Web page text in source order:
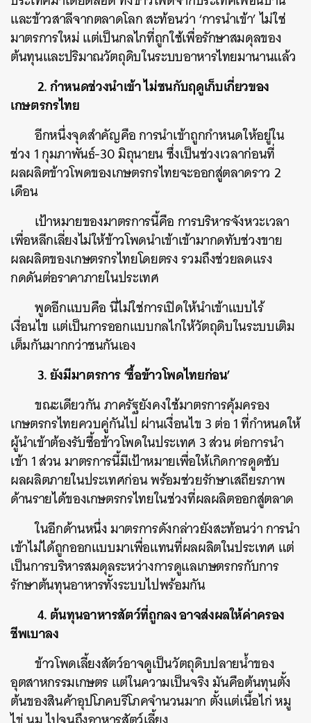
และข้าวสาลีจากตลาดโลก สะท้อนว่า ‘การนำเข้า’ ไม่ใช่
มาตรการใหม่ แต่เป็นกลไกที่ถูกใช้เพื่อรักษาสมดุลของ
ต้นทุนและปริมาณวัตถุดิบในระบบอาหารไทยมานานแล้ว
2. กำหนดช่วงนำเข้า ไม่ชนกับฤดูเก็บเกี่ยวของ
เกษตรกรไทย
อีกหนึ่งจุดสำคัญคือ การนำเข้าถูกกำหนดให้อยู่ใน
ช่วง 1 กุมภาพันธ์-30 มิถุนายน ซึ่งเป็นช่วงเวลาก่อนที่
ผลผลิตข้าวโพดของเกษตรกรไทยจะออกสู่ตลาดราว 2
เดือน
เป้าหมายของมาตรการนี้คือ การบริหารจังหวะเวลา
เพื่อหลีกเลี่ยงไม่ให้ข้าวโพดนำเข้าเข้ามากดทับช่วงขาย
ผลผลิตของเกษตรกรไทยโดยตรง รวมถึงช่วยลดแรง
กดดันต่อราคาภายในประเทศ
พูดอีกแบบคือ นี่ไม่ใช่การเปิดให้นำเข้าแบบไร้
เงื่อนไข แต่เป็นการออกแบบกลไกให้วัตถุดิบในระบบเติม
เต็มกันมากกว่าชนกันเอง
3. ยังมีมาตรการ ‘ซื้อข้าวโพดไทยก่อน’
ขณะเดียวกัน ภาครัฐยังคงใช้มาตรการคุ้มครอง
เกษตรกรไทยควบคู่กันไป ผ่านเงื่อนไข 3 ต่อ 1 ที่กำหนดให้
ผู้นำเข้าต้องรับซื้อข้าวโพดในประเทศ 3 ส่วน ต่อการนำ
เข้า 1 ส่วน มาตรการนี้มีเป้าหมายเพื่อให้เกิดการดูดซับ
ผลผลิตภายในประเทศก่อน พร้อมช่วยรักษาเสถียรภาพ
ด้านรายได้ของเกษตรกรไทยในช่วงที่ผลผลิตออกสู่ตลาด
ในอีกด้านหนึ่ง มาตรการดังกล่าวยังสะท้อนว่า การนำ
เข้าไม่ได้ถูกออกแบบมาเพื่อแทนที่ผลผลิตในประเทศ แต่
เป็นการบริหารสมดุลระหว่างการดูแลเกษตรกรกับการ
รักษาต้นทุนอาหารทั้งระบบไปพร้อมกัน
4. ต้นทุนอาหารสัตว์ที่ถูกลง อาจส่งผลให้ค่าครอง
ชีพเบาลง
ข้าวโพดเลี้ยงสัตว์อาจดูเป็นวัตถุดิบปลายน้ำของ
อุตสาหกรรมเกษตร แต่ในความเป็นจริง มันคือต้นทุนตั้ง
ต้นของสินค้าอุปโภคบริโภคจำนวนมาก ตั้งแต่เนื้อไก่ หมู